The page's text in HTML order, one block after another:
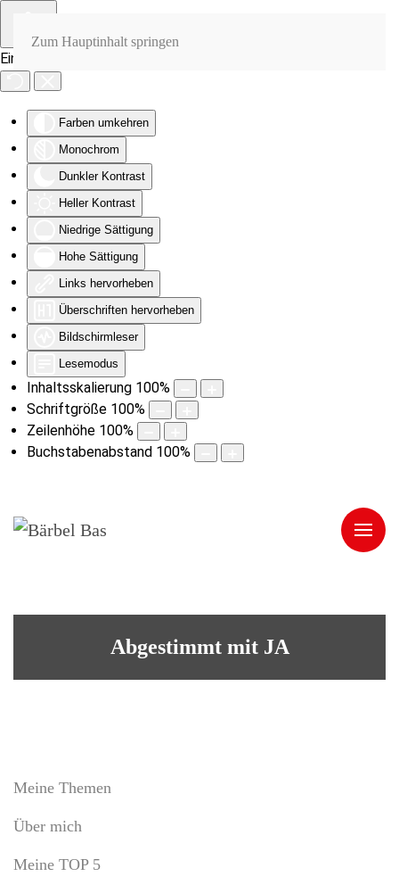
Eingabehilfen öffnen
Farben umkehren
Monochrom
Dunkler Kontrast
Heller Kontrast
Niedrige Sättigung
Hohe Sättigung
Links hervorheben
Überschriften hervorheben
Bildschirmleser
Lesemodus
Inhaltsskalierung 100%
Schriftgröße 100%
Zeilenhöhe 100%
Buchstabenabstand 100%
Zum Hauptinhalt springen
Abgestimmt mit JA
Meine Themen
Über mich
Meine TOP 5